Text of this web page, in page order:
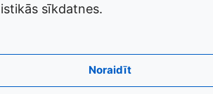
sīkdatnes.
Noraidīt